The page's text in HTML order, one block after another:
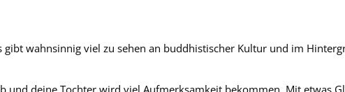
gibt wahnsinnig viel zu sehen an buddhistischer Kultur und im